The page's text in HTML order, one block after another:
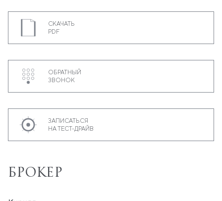
СКАЧАТЬ
PDF
ОБРАТНЫЙ
ЗВОНОК
ЗАПИСАТЬСЯ
НА ТЕСТ-ДРАЙВ
БРОКЕР